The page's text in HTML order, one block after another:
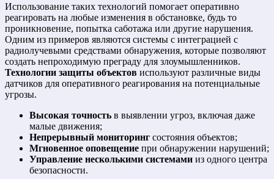
Использование таких технологий помогает оперативно
реагировать на любые изменения в обстановке, будь то
проникновение, попытка саботажа или другие нарушения.
Одним из примеров являются системы с интеграцией с
радиолучевыми средствами обнаружения, которые позволяют
создать непроходимую преграду для злоумышленников.
Технологии защиты объектов используют различные виды
датчиков для оперативного реагирования на потенциальные
угрозы.
Высокая точность в выявлении угроз, включая даже
малые движения;
Непрерывный мониторинг состояния объектов;
Мгновенное оповещение при обнаружении нарушений;
Управление несколькими системами из одного центра
безопасности.